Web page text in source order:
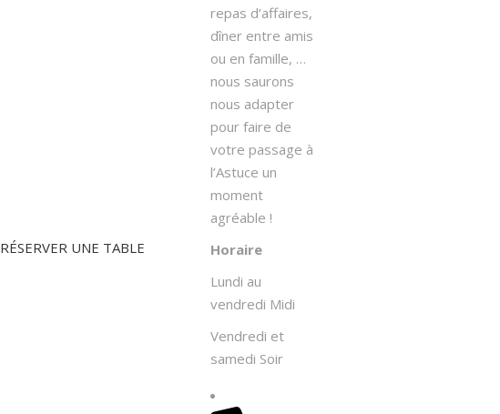
RÉSERVER UNE TABLE
repas d’affaires,
dîner entre amis
ou en famille, …
nous saurons
nous adapter
pour faire de
votre passage à
l’Astuce un
moment
agréable !
Horaire
Lundi au
vendredi Midi
Vendredi et
samedi Soir